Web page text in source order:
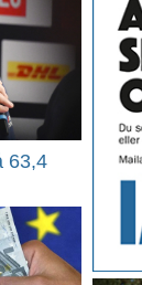
63,4